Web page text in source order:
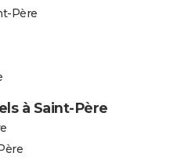
Père
à Saint-Père